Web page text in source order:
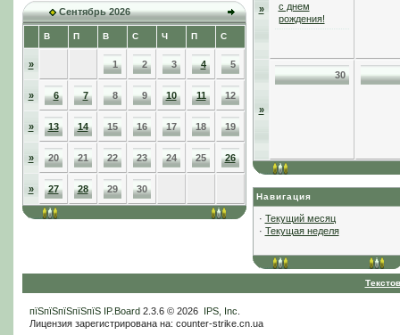
Сентябрь 2026
В П В С Ч П С
» 1 2 3 4 5
» 6 7 8 9 10 11 12
» 13 14 15 16 17 18 19
» 20 21 22 23 24 25 26
» 27 28 29 30
»
с днем
рождения!
»
30
Навигация
· Текущий месяц
· Текущая неделя
пїЅпїЅпїЅпїЅпїЅ IP.Board2.3.6 © 2026 IPS, Inc
Лицензия зарегистрирована на: counter-strike.cn.ua